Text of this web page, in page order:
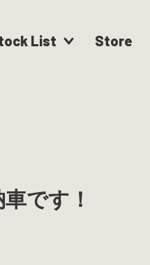
List Store
です！